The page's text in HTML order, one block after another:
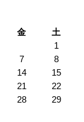
金
土
1
7
8
14
15
21
22
28
29